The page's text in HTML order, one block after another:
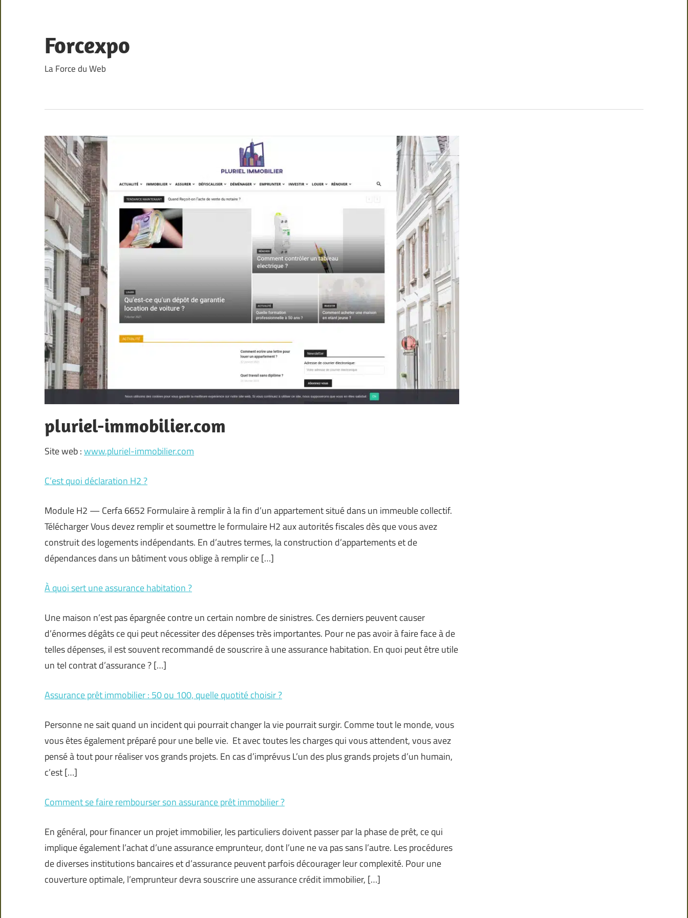
content
Forcexpo
La Force du Web
pluriel-immobilier.com
Site web :www.pluriel-immobilier.com
C’est quoi déclaration H2 ?
Module H2 — Cerfa 6652 Formulaire à remplir à la fin d’un appartement situé dans un immeuble collectif.
Télécharger Vous devez remplir et soumettre le formulaire H2 aux autorités fiscales dès que vous avez
construit des logements indépendants. En d’autres termes, la construction d’appartements et de
dépendances dans un bâtiment vous oblige à remplir ce […]
À quoi sert une assurance habitation ?
Une maison n’est pas épargnée contre un certain nombre de sinistres. Ces derniers peuvent causer
d’énormes dégâts ce qui peut nécessiter des dépenses très importantes. Pour ne pas avoir à faire face à de
telles dépenses, il est souvent recommandé de souscrire à une assurance habitation. En quoi peut être utile
un tel contrat d’assurance ? […]
Assurance prêt immobilier : 50 ou 100, quelle quotité choisir ?
Personne ne sait quand un incident qui pourrait changer la vie pourrait surgir. Comme tout le monde, vous
vous êtes également préparé pour une belle vie. Et avec toutes les charges qui vous attendent, vous avez
pensé à tout pour réaliser vos grands projets. En cas d’imprévus L’un des plus grands projets d’un humain,
c’est […]
Comment se faire rembourser son assurance prêt immobilier ?
En général, pour financer un projet immobilier, les particuliers doivent passer par la phase de prêt, ce qui
implique également l’achat d’une assurance emprunteur, dont l’une ne va pas sans l’autre. Les procédures
de diverses institutions bancaires et d’assurance peuvent parfois décourager leur complexité. Pour une
couverture optimale, l’emprunteur devra souscrire une assurance crédit immobilier, […]